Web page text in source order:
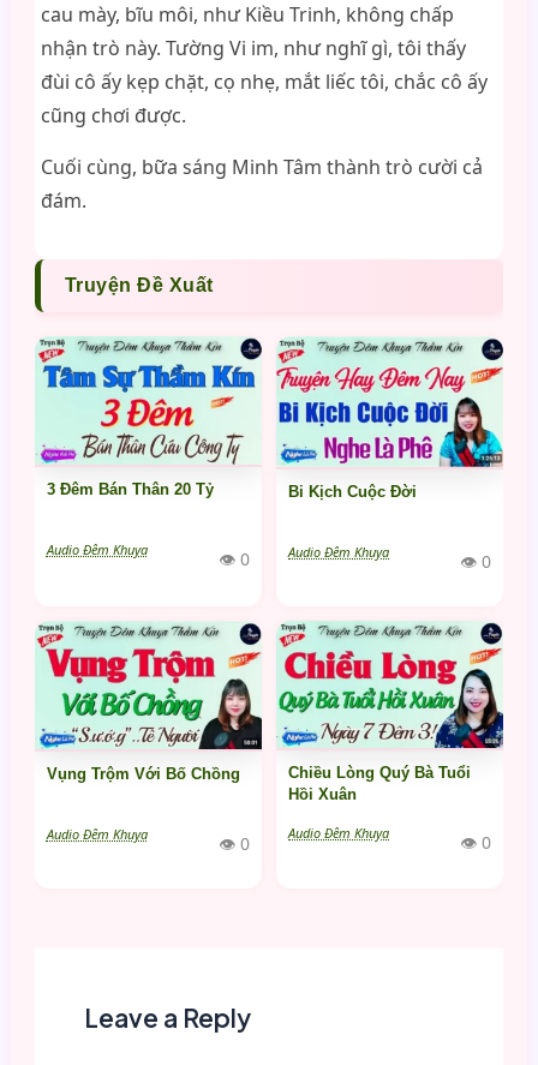
cau mày, bĩu môi, như Kiều Trinh, không chấp
nhận trò này. Tường Vi im, như nghĩ gì, tôi thấy
đùi cô ấy kẹp chặt, cọ nhẹ, mắt liếc tôi, chắc cô ấy
cũng chơi được.
Cuối cùng, bữa sáng Minh Tâm thành trò cười cả
đám.
Truyện Đề Xuất
3 Đêm Bán Thân 20 Tỷ
Audio Đêm Khuya 👁 0
Bi Kịch Cuộc Đời
Audio Đêm Khuya 👁 0
Vụng Trộm Với Bố Chồng
Audio Đêm Khuya 👁 0
Chiều Lòng Quý Bà Tuổi
Hồi Xuân
Audio Đêm Khuya 👁 0
Leave a Reply